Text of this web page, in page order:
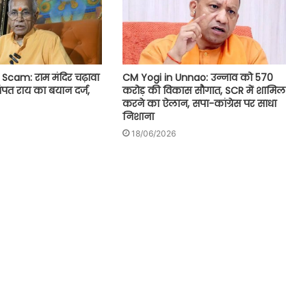
राम मंदिर चढ़ावा
राय का बयान दर्ज,
CM Yogi in Unnao: उन्नाव को 570
करोड़ की विकास सौगात, SCR में शामिल
करने का ऐलान, सपा-कांग्रेस पर साधा
निशाना
18/06/2026